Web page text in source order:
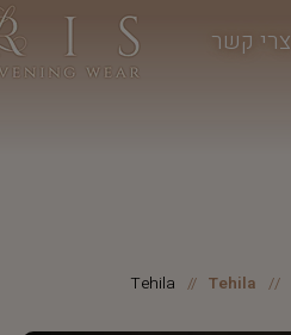
צרי קשר
Tehila
Tehila